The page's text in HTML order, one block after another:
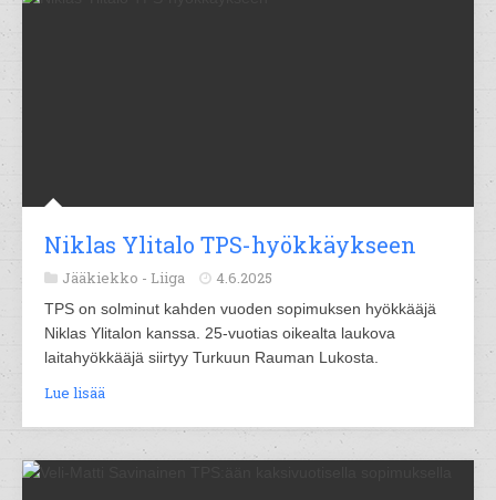
Niklas Ylitalo TPS-hyökkäykseen
Jääkiekko - Liiga 4.6.2025
TPS on solminut kahden vuoden sopimuksen hyökkääjä
Niklas Ylitalon kanssa. 25-vuotias oikealta laukova
laitahyökkääjä siirtyy Turkuun Rauman Lukosta.
Lue lisää